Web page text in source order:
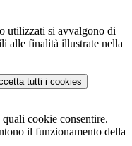
utilizzati si avvalgono di
alle finalità illustrate nella
tutti i cookies
quali cookie consentire.
il funzionamento della